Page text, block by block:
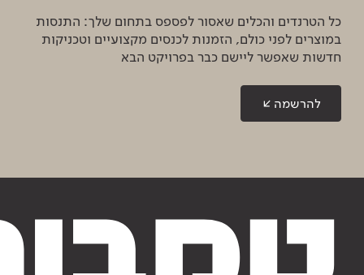
כל הטרנדים והכלים שאסור לפספס בתחום שלך: התנסות
במוצרים לפני כולם, הזמנות לכנסים מקצועיים וטכניקות
חדשות שאפשר ליישם כבר בפרויקט הבא
להרשמה